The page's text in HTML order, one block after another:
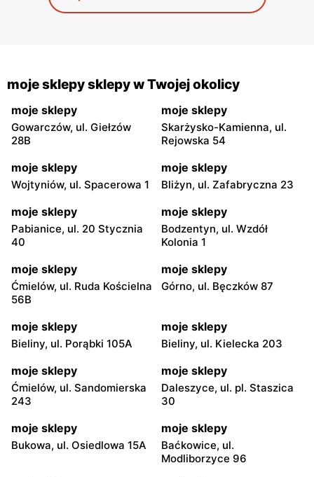
moje sklepy sklepy w Twojej okolicy
moje sklepy
Gowarczów, ul. Giełzów
28B
moje sklepy
Skarżysko-Kamienna, ul.
Rejowska 54
moje sklepy
Wojtyniów, ul. Spacerowa 1
moje sklepy
Bliżyn, ul. Zafabryczna 23
moje sklepy
Pabianice, ul. 20 Stycznia
40
moje sklepy
Bodzentyn, ul. Wzdół
Kolonia 1
moje sklepy
Ćmielów, ul. Ruda Kościelna
56B
moje sklepy
Górno, ul. Bęczków 87
moje sklepy
Bieliny, ul. Porąbki 105A
moje sklepy
Bieliny, ul. Kielecka 203
moje sklepy
Ćmielów, ul. Sandomierska
243
moje sklepy
Daleszyce, ul. pl. Staszica
30
moje sklepy
Bukowa, ul. Osiedlowa 15A
moje sklepy
Baćkowice, ul.
Modliborzyce 96